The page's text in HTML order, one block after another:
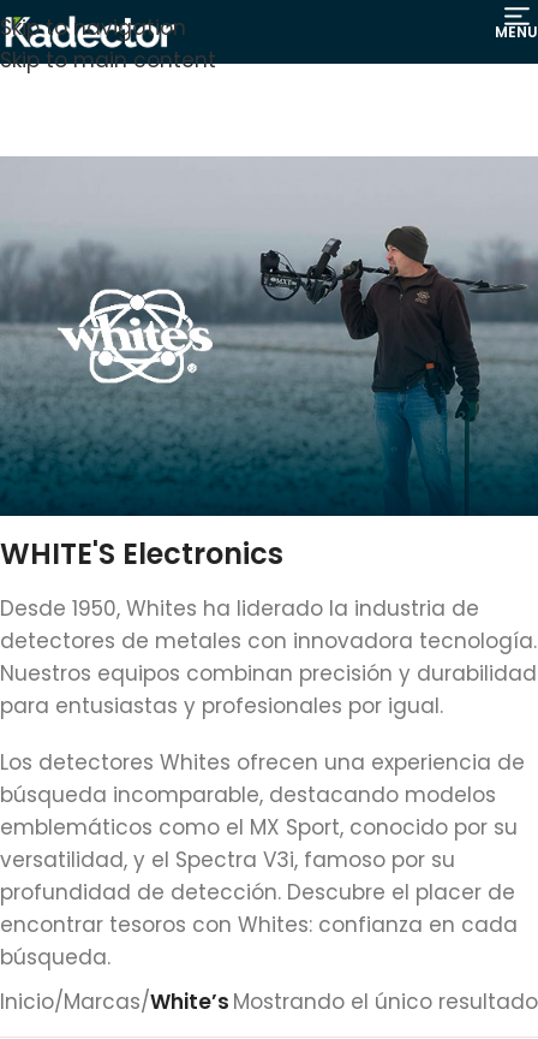
Skip to navigation
Skip to main content
MENU
WHITE'S Electronics
Desde 1950, Whites ha liderado la industria de
detectores de metales con innovadora tecnología.
Nuestros equipos combinan precisión y durabilidad
para entusiastas y profesionales por igual.
Los detectores Whites ofrecen una experiencia de
búsqueda incomparable, destacando modelos
emblemáticos como el MX Sport, conocido por su
versatilidad, y el Spectra V3i, famoso por su
profundidad de detección. Descubre el placer de
encontrar tesoros con Whites: confianza en cada
búsqueda.
Inicio/Marcas/White’s Mostrando el único resultado